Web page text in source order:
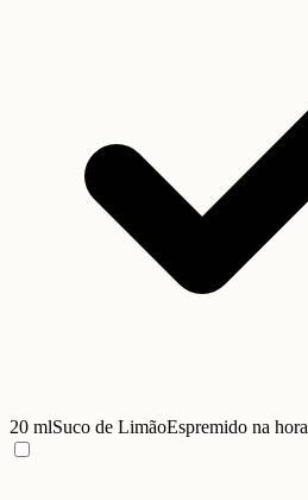
20 mlSuco de LimãoEspremido na hora